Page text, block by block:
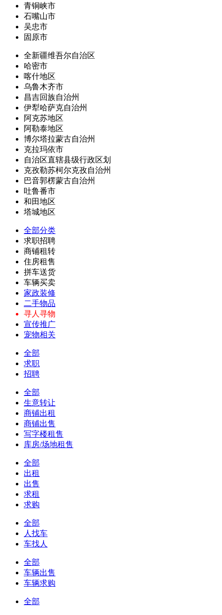
青铜峡市
石嘴山市
吴忠市
固原市
全新疆维吾尔自治区
哈密市
喀什地区
乌鲁木齐市
昌吉回族自治州
伊犁哈萨克自治州
阿克苏地区
阿勒泰地区
博尔塔拉蒙古自治州
克拉玛依市
自治区直辖县级行政区划
克孜勒苏柯尔克孜自治州
巴音郭楞蒙古自治州
吐鲁番市
和田地区
塔城地区
全部分类
求职招聘
商铺租转
住房租售
拼车送货
车辆买卖
家政装修
二手物品
寻人寻物
宣传推广
宠物相关
全部
求职
招聘
全部
生意转让
商铺出租
商铺出售
写字楼租售
库房/场地租售
全部
出租
出售
求租
求购
全部
人找车
车找人
全部
车辆出售
车辆求购
全部